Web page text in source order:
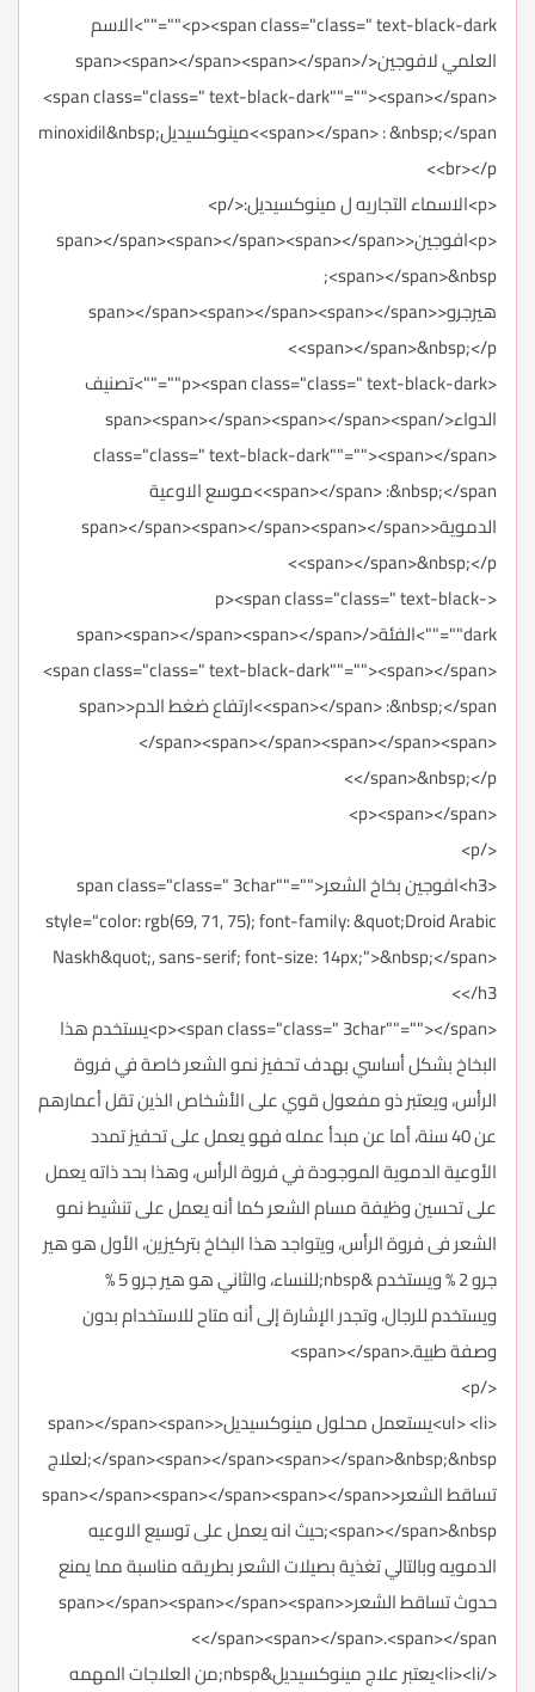
<p><span class="class=" text-black-dark""="">الاسم
العلمي لافوجين</span><span></span><span></span>
<span class="class=" text-black-dark""=""><span></span>
<span></span> : &nbsp;</span>مينوكسيديلminoxidil&nbsp;
<br></p>
<p>الاسماء التجاريه ل مينوكسيديل:</p>
<p>افوجين<span></span><span></span><span></span>
<span></span>&nbsp;
هيرجرو<span></span><span></span><span></span>
<span></span>&nbsp;</p>
<p><span class="class=" text-black-dark""="">تصنيف
الدواء</span><span></span><span></span><span
class="class=" text-black-dark""=""><span></span>
<span></span> :&nbsp;</span>موسع الاوعية
الدموية<span></span><span></span><span></span>
<span></span>&nbsp;</p>
<p><span class="class=" text-black-
dark""="">الفئة</span><span></span><span></span>
<span class="class=" text-black-dark""=""><span></span>
<span></span> :&nbsp;</span>ارتفاع ضغط الدم<span>
</span><span></span><span></span><span>
</span>&nbsp;</p>
<p><span></span>
</p>
<h3>افوجين بخاخ الشعر<span class="class=" 3char""=""
style="color: rgb(69, 71, 75); font-family: &quot;Droid Arabic
Naskh&quot;, sans-serif; font-size: 14px;">&nbsp;</span>
</h3>
<p><span class="class=" 3char""=""></span>يستخدم هذا
البخاخ بشكل أساسي بهدف تحفيز نمو الشعر خاصة في فروة
الرأس، ويعتبر ذو مفعول قوي على الأشخاص الذين تقل أعمارهم
عن 40 سنة، أما عن مبدأ عمله فهو يعمل على تحفيز تمدد
الأوعية الدموية الموجودة في فروة الرأس، وهذا بحد ذاته يعمل
على تحسين وظيفة مسام الشعر كما أنه يعمل على تنشيط نمو
الشعر فى فروة الرأس، ويتواجد هذا البخاخ بتركيزين، الأول هو هير
جرو 2 % ويستخدم &nbsp;للنساء، والثاني هو هير جرو 5 %
ويستخدم للرجال، وتجدر الإشارة إلى أنه متاح للاستخدام بدون
وصفة طبية.<span></span>
</p>
<ul> <li>يستعمل محلول مينوكسيديل<span></span><span>
</span><span></span><span></span>&nbsp;&nbsp;لعلاج
تساقط الشعر<span></span><span></span><span></span>
<span></span>&nbsp;حيث انه يعمل على توسيع الاوعيه
الدمويه وبالتالي تغذية بصيلات الشعر بطريقه مناسبة مما يمنع
حدوث تساقط الشعر<span></span><span></span><span>
</span><span></span>.<span></span>
</li><li>يعتبر علاج مينوكسيديل&nbsp;من العلاجات المهمه